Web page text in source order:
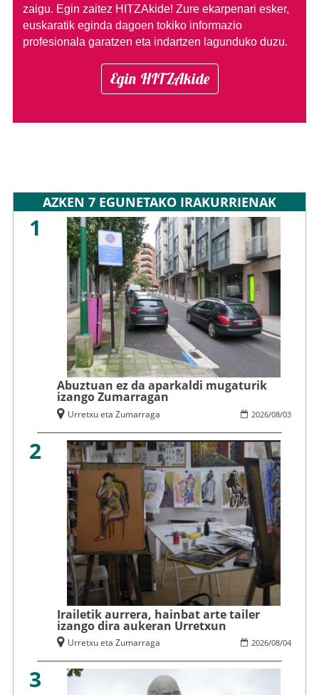
zaigu. Egin zaitez HITZAkide! Zure ekarpenari esker,
euskaratik eginda dagoen tokiko informazio
profesionala garatzen eta indartzen lagunduko duzu.
Egin HITZAkide
AZKEN 7 EGUNETAKO IRAKURRIENAK
1
Abuztuan ez da aparkaldi mugaturik
izango Zumarragan
2026/08/03
Urretxu eta Zumarraga
2
Irailetik aurrera, hainbat arte tailer
izango dira aukeran Urretxun
2026/08/04
Urretxu eta Zumarraga
3